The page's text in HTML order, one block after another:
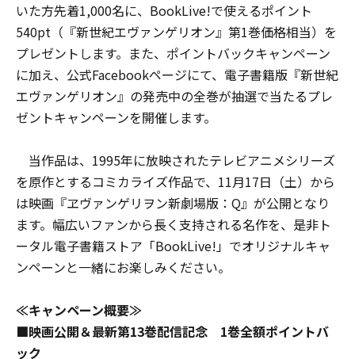
いた方先着1,000名に、BookLive!で使えるポイント
540pt（『新世紀エヴァンゲリオン』第1巻価格相当）を
プレゼントします。また、ポイントバックキャンペーン
に加え、公式Facebookページにて、電子書籍版『新世紀
エヴァンゲリオン』の発売中の全巻が抽選で当たるプレ
ゼントキャンペーンを開催します。
当作品は、1995年に放映されたテレビアニメシリーズ
を原作とするコミカライズ作品で、11月17日（土）から
は映画『ヱヴァンゲリヲン新劇場版：Q』が公開となり
ます。幅広いファンから長く支持される名作を、是非ト
ータル電子書籍ストア「BookLive!」でオリジナルキャ
ンペーンと一緒にお楽しみください。
≪キャンペーン概要≫
■映画公開＆最新第13巻配信記念 1巻全額ポイントバ
ック